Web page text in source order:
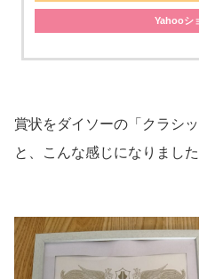
Yahooシ
賞状をダイソーの「クラシ
と、こんな感じになりまし